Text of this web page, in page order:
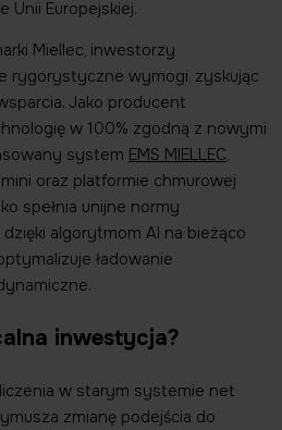
Unii Europejskiej.
Miellec, inwestorzy
rygorystyczne wymogi, zyskując
Jako producent
w 100% zgodną z nowymi
system EMS MIELLEC,
oraz platformie chmurowej
spełnia unijne normy
algorytmom AI na bieżąco
ładowanie
inwestycja?
w starym systemie net
zmianę podejścia do